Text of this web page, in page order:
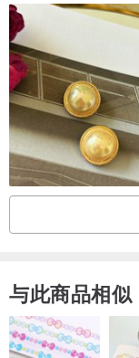
的心，与我们，我们的
与此商品相似